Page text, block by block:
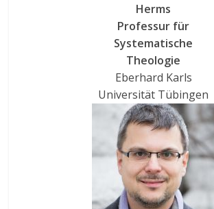
Herms
Professur für
Systematische
Theologie
Eberhard Karls
Universität Tübingen